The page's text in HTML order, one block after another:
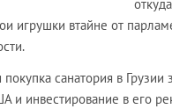
игрушки втайне от
санатория в
и инвестирование в его